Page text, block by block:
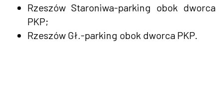
Rzeszów Staroniwa-parking obok dworca
PKP;
Rzeszów Gł.-parking obok dworca PKP.